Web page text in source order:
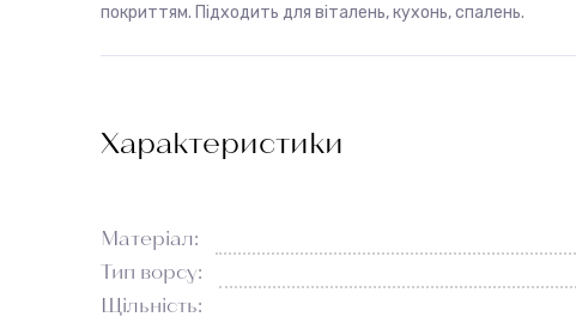
покриттям. Підходить для віталень, кухонь, спалень.
Характеристики
Матеріал:
Тип ворсу:
Щільність: